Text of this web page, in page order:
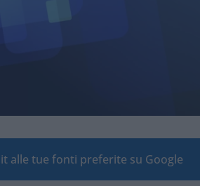
alle tue fonti preferite su Google